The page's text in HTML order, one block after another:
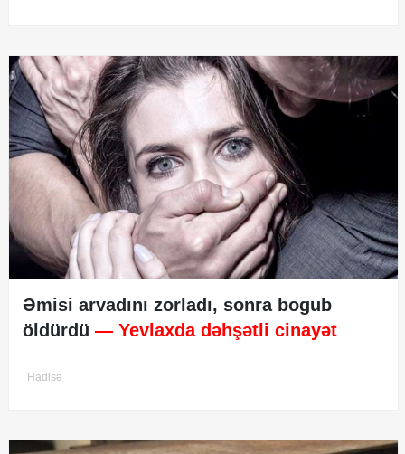
Əmisi arvadını zorladı, sonra bogub
öldürdü — Yevlaxda dəhşətli cinayət
Hadisə